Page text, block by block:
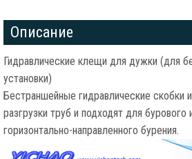
Описание
Гидравлические клещи для дужки (для
установки)
Бестраншейные гидравлические скобки
разгрузки труб и подходят для бурового
горизонтально-направленного бурения.